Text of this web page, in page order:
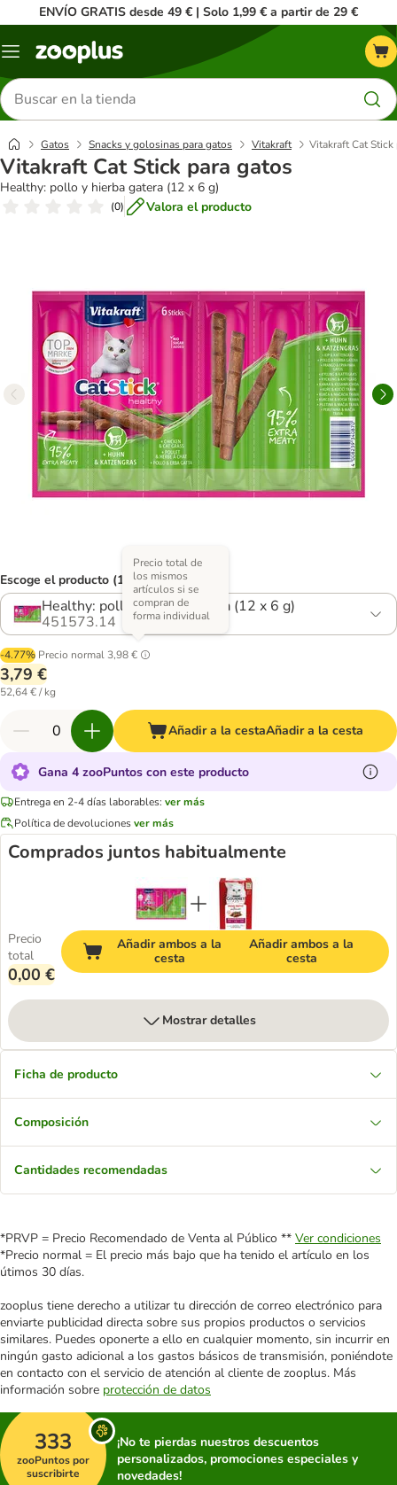
ENVÍO GRATIS desde 49 € | Solo 1,99 € a partir de 29 €
Menú
Buscar
productos
Gatos Snacks y golosinas para gatos Vitakraft Vitakraft Cat Stick
Vitakraft Cat Stick para gatos
Healthy: pollo y hierba gatera (12 x 6 g)
(0) Valora el producto
Escoge el producto (12 opciones)
Healthy: pollo y hierba gatera (12 x 6 g)
451573.14
-4.77% Precio normal 3,98 €
Precio total de
los mismos
artículos si se
compran de
forma individual
3,79 €
52,64 € / kg
Añadir a la cestaAñadir a la cesta
Gana 4 zooPuntos con este producto
Entrega en 2-4 días laborables: ver más
Política de devolucionesver más
Comprados juntos habitualmente
Precio
total
0,00 €
Añadir ambos a la
cesta
Añadir ambos a la
cesta
Mostrar detalles
Ficha de producto
Composición
Cantidades recomendadas
*PRVP = Precio Recomendado de Venta al Público ** Ver condiciones
*Precio normal = El precio más bajo que ha tenido el artículo en los
útimos 30 días.
zooplus tiene derecho a utilizar tu dirección de correo electrónico para
enviarte publicidad directa sobre sus propios productos o servicios
similares. Puedes oponerte a ello en cualquier momento, sin incurrir en
ningún gasto adicional a los gastos básicos de transmisión, poniéndote
en contacto con el servicio de atención al cliente de zooplus. Más
información sobre protección de datos
333
zooPuntos por
suscribirte
¡No te pierdas nuestros descuentos
personalizados, promociones especiales y
novedades!